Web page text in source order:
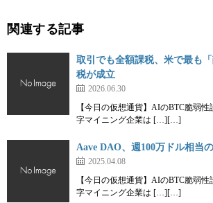
関連する記事
取引でも全額課税、米で最も
税が成立
2026.06.30
【今日の仮想通貨】AIのBTC脆弱
字マイニング企業は […][…]
Aave DAO、週100万ドル相当
2025.04.08
【今日の仮想通貨】AIのBTC脆弱
字マイニング企業は […][…]